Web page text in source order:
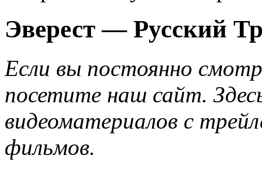
Эверест — Русский
Если вы постоянно
посетите наш сайт.
видеоматериалов с
фильмов.